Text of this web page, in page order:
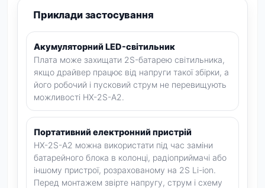
Приклади застосування
Акумуляторний LED-світильник
Плата може захищати 2S-батарею світильника,
якщо драйвер працює від напруги такої збірки, а
його робочий і пусковий струм не перевищують
можливості HX-2S-A2.
Портативний електронний пристрій
HX-2S-A2 можна використати під час заміни
батарейного блока в колонці, радіоприймачі або
іншому пристрої, розрахованому на 2S Li-ion.
Перед монтажем звірте напругу, струм і схему